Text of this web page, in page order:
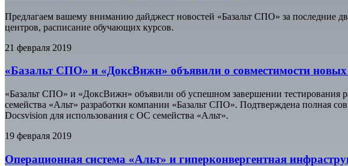
Предлагаем вашему вниманию дайджест новостей «Базальт СПО» за последние
центров, расписание обучающих курсов.
21 февраля 2019
«Базальт СПО» и «ДоксВижн» объявили о совместимости
«Базальт СПО» и «ДоксВижн» объявили об успешном завершении
семейства «Альт» разработки компании «Базальт СПО». Подтверждена полная
Docsvision для использования с ОС семейства «Альт».
19 февраля 2019
Операционная система «Альт» и гиперконвергентная